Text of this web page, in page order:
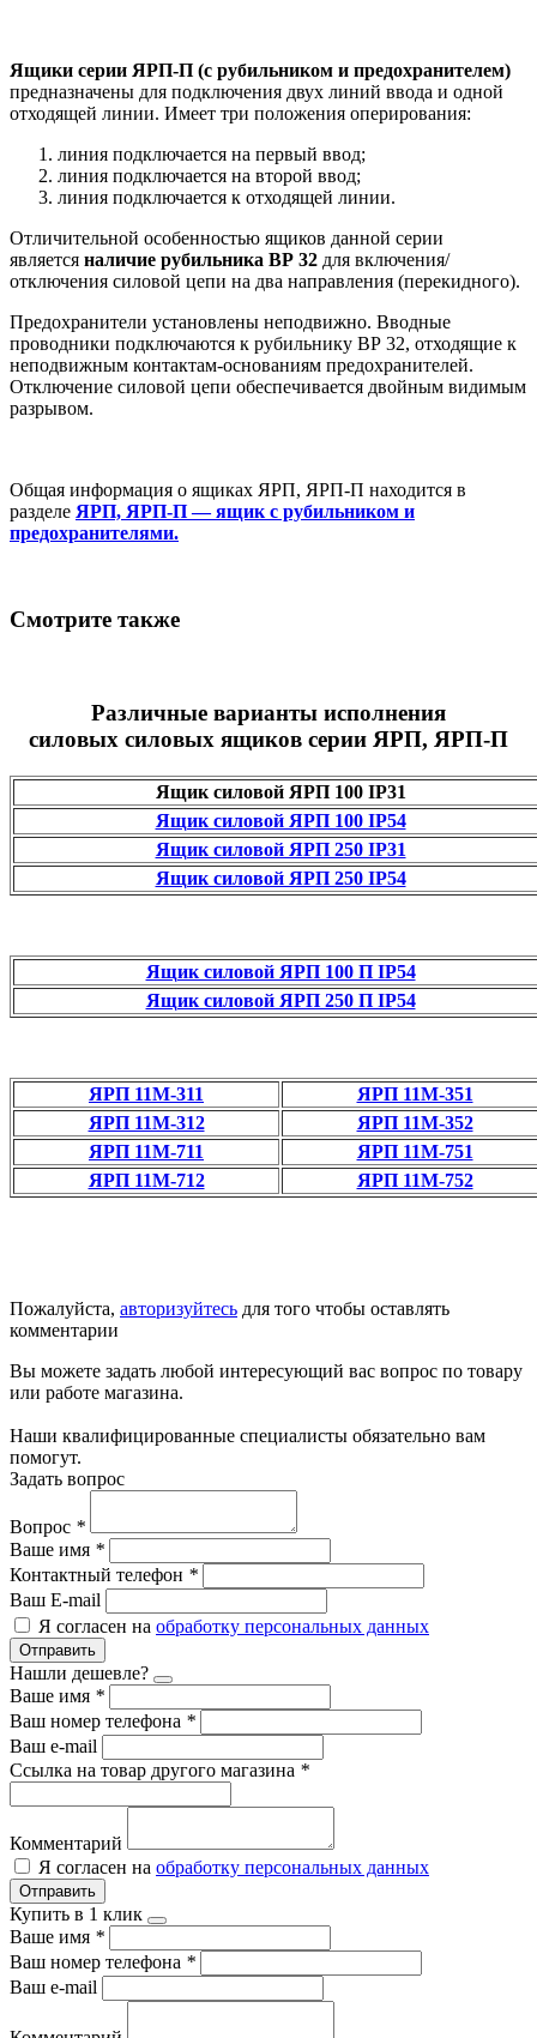
Ящики серии ЯРП-П (с рубильником и предохранителем)
предназначены для подключения двух линий ввода и одной
отходящей линии. Имеет три положения оперирования:
линия подключается на первый ввод;
линия подключается на второй ввод;
линия подключается к отходящей линии.
Отличительной особенностью ящиков данной серии
является наличие рубильника ВР 32 для включения/
отключения силовой цепи на два направления (перекидного).
Предохранители установлены неподвижно. Вводные
проводники подключаются к рубильнику ВР 32, отходящие к
неподвижным контактам-основаниям предохранителей.
Отключение силовой цепи обеспечивается двойным видимым
разрывом.
Общая информация о ящиках ЯРП, ЯРП-П находится в
разделе ЯРП, ЯРП-П — ящик с рубильником и
предохранителями.
Смотрите также
Различные варианты исполнения
силовых силовых ящиков серии ЯРП, ЯРП-П
Ящик силовой ЯРП 100 IP31
Ящик силовой ЯРП 100 IP54
Ящик силовой ЯРП 250 IP31
Ящик силовой ЯРП 250 IP54
Ящик силовой ЯРП 100 П IP54
Ящик силовой ЯРП 250 П IP54
ЯРП 11М-311
ЯРП 11М-351
ЯРП 11М-312
ЯРП 11М-352
ЯРП 11М-711
ЯРП 11М-751
ЯРП 11М-712
ЯРП 11М-752
Пожалуйста, авторизуйтесь для того чтобы оставлять
комментарии
Вы можете задать любой интересующий вас вопрос по товару
или работе магазина.
Наши квалифицированные специалисты обязательно вам
помогут.
Задать вопрос
Вопрос *
Ваше имя *
Контактный телефон *
Ваш E-mail
Я согласен на обработку персональных данных
Отправить
Нашли дешевле?
Ваше имя *
Ваш номер телефона *
Ваш e-mail
Ссылка на товар другого магазина *
Комментарий
Я согласен на обработку персональных данных
Отправить
Купить в 1 клик
Ваше имя *
Ваш номер телефона *
Ваш e-mail